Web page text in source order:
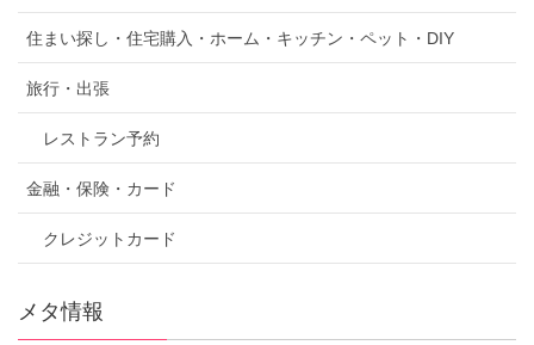
住まい探し・住宅購入・ホーム・キッチン・ペット・DIY
旅行・出張
レストラン予約
金融・保険・カード
クレジットカード
メタ情報